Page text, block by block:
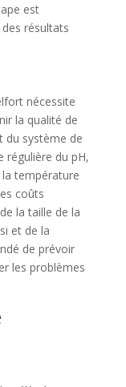
est
résultats
nécessite
la qualité de
du système de
régulière du pH,
température
coûts
la taille de la
et de la
de prévoir
les problèmes